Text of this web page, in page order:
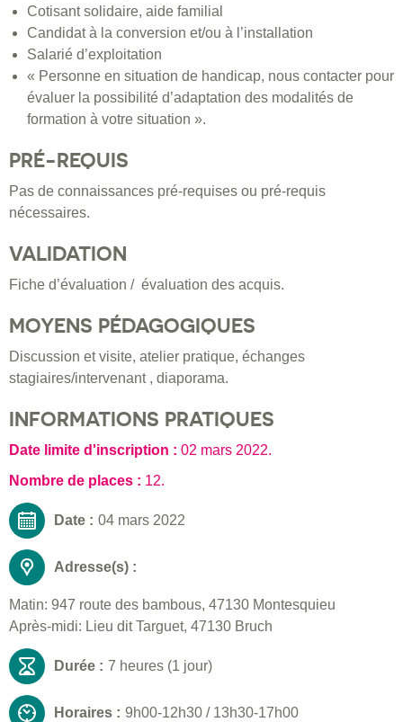
Cotisant solidaire, aide familial
Candidat à la conversion et/ou à l’installation
Salarié d’exploitation
« Personne en situation de handicap, nous contacter pour
évaluer la possibilité d’adaptation des modalités de
formation à votre situation ».
PRÉ-REQUIS
Pas de connaissances pré-requises ou pré-requis
nécessaires.
VALIDATION
Fiche d’évaluation / évaluation des acquis.
MOYENS PÉDAGOGIQUES
Discussion et visite, atelier pratique, échanges
stagiaires/intervenant , diaporama.
INFORMATIONS PRATIQUES
Date limite d'inscription : 02 mars 2022.
Nombre de places : 12.
Date : 04 mars 2022
Adresse(s) :
Matin: 947 route des bambous, 47130 Montesquieu
Après-midi: Lieu dit Targuet, 47130 Bruch
Durée : 7 heures (1 jour)
Horaires : 9h00-12h30 / 13h30-17h00